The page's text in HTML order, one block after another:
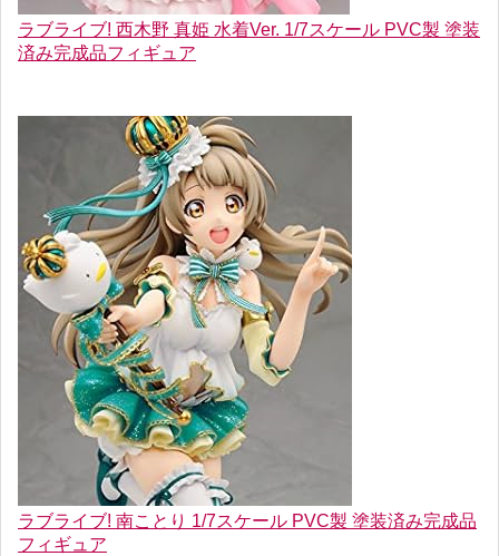
ラブライブ! 西木野 真姫 水着Ver. 1/7スケール PVC製 塗装
済み完成品フィギュア
ラブライブ! 南ことり 1/7スケール PVC製 塗装済み完成品
フィギュア